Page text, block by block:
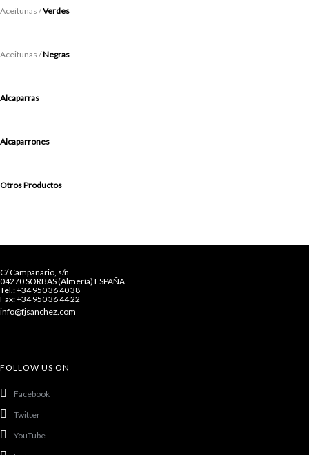
Aceitunas /Verdes
Aceitunas /Negras
Alcaparras
Alcaparrones
Otros Productos
C/ Campanario, s/n
04270 SORBAS (Almería) ESPAÑA
Tel.: +34 950 36 40 38
Fax: +34 950 36 44 22
info@fjsanchez.com
FOLLOW US ON
Facebook
Twitter
YouTube